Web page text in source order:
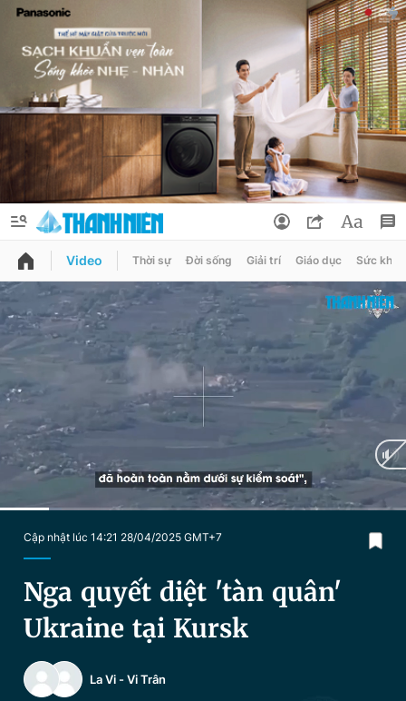
QUẢNG CÁO
Chuyên mục
Chuyên mục khác
Chào ngày mới Tin 24h
Video Magazine
Tiện ích
Thông tin tài khoản
Đổi mật khẩu
Tin đã xem
Video Thời sự Đời sống Giải trí Giáo dục Sức khỏe
Cập nhật lúc 14:21 28/04/2025 GMT+7
Nga quyết diệt 'tàn quân'
Ukraine tại Kursk
La Vi -Vi Trân